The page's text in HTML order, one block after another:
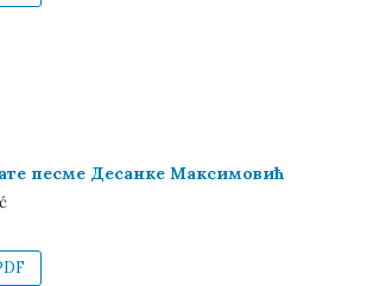
песме Десанке Максимовић